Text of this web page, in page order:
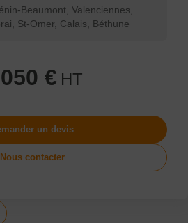
Beaumont, Valenciennes,
St-Omer, Calais, Béthune
€ HT
un devis
Nous contacter